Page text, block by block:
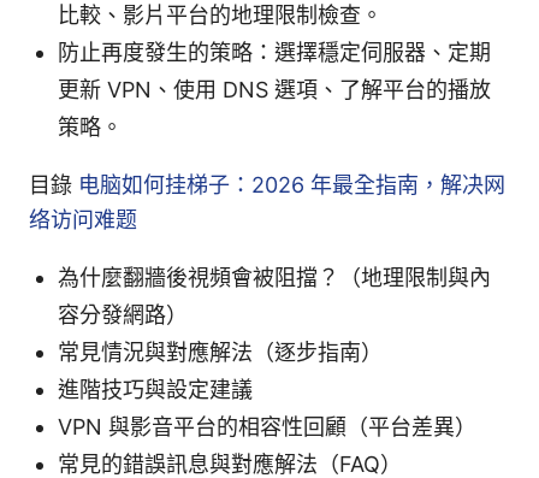
比較、影片平台的地理限制檢查。
防止再度發生的策略：選擇穩定伺服器、定期
更新 VPN、使用 DNS 選項、了解平台的播放
策略。
目錄 电脑如何挂梯子：2026 年最全指南，解决网
络访问难题
為什麼翻牆後視頻會被阻擋？（地理限制與內
容分發網路）
常見情況與對應解法（逐步指南）
進階技巧與設定建議
VPN 與影音平台的相容性回顧（平台差異）
常見的錯誤訊息與對應解法（FAQ）